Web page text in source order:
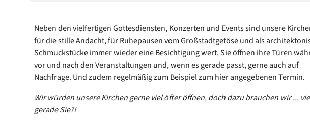
Neben den vielfertigen Gottesdiensten, Konzerten und Events sind unsere
für die stille Andacht, für Ruhepausen vom Großstadtgetöse und als
Schmuckstücke immer wieder eine Besichtigung wert. Sie öffnen ihre Türen
vor und nach den Veranstaltungen und, wenn es gerade passt, gerne auch auf
Nachfrage. Und zudem regelmäßig zum Beispiel zum hier angegebenen Termin.
Wir würden unsere Kirchen gerne viel öfter öffnen, doch dazu brauchen wir ...
gerade Sie?!